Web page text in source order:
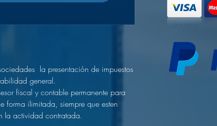
la presentación de impuestos
general.
fiscal y contable permanente para
forma ilimitada, siempre que esten
la actividad contratada.